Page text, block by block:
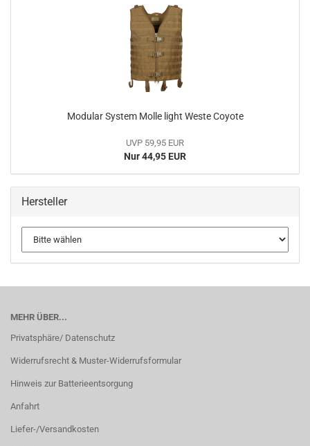
Modular System Molle light Weste Coyote
UVP 59,95 EUR
Nur 44,95 EUR
Hersteller
MEHR ÜBER...
Privatsphäre/ Datenschutz
Widerrufsrecht & Muster-Widerrufsformular
Hinweis zur Batterieentsorgung
Anfahrt
Liefer-/Versandkosten